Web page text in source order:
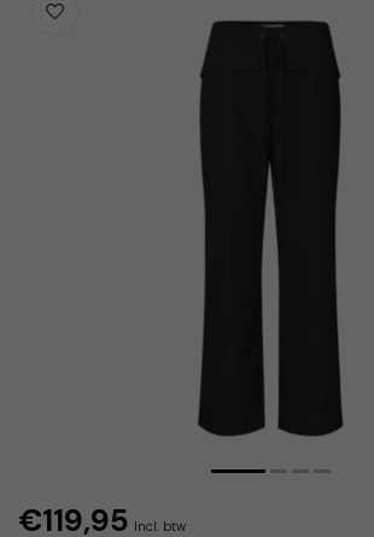
€119,95 Incl. btw